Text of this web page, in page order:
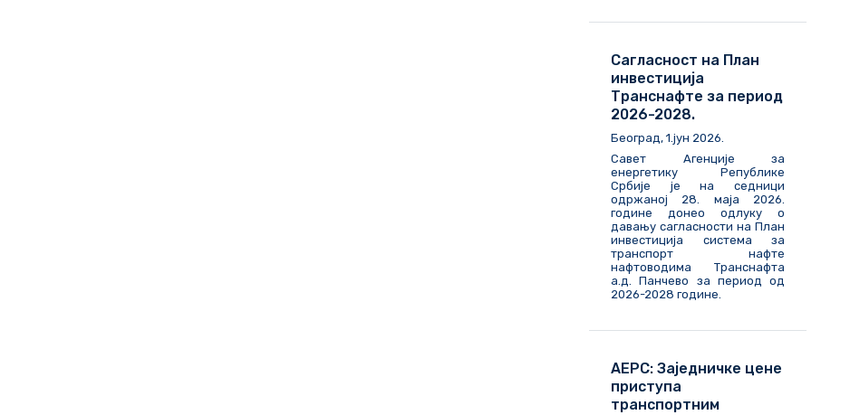
Сагласност на План
инвестиција
Транснафте за период
2026-2028.
Београд, 1.јун 2026.
Савет Агенције за
енергетику Републике
Србије је на седници
одржаној 28. маја 2026.
године донео одлуку о
давању сагласности на План
инвестиција система за
транспорт нафте
нафтоводима Транснафта
а.д. Панчево за период од
2026-2028 године.
АЕРС: Заједничке цене
приступа
транспортним